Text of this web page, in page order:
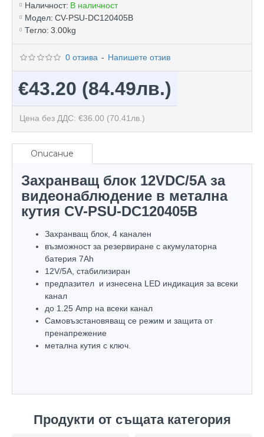
Наличност: В наличност
Модел: CV-PSU-DC120405B
Тегло: 3.00kg
0 отзива - Напишете отзив
€43.20 (84.49лв.)
Цена без ДДС: €36.00 (70.41лв.)
Описание
Захранващ блок 12VDC/5A за
видеонаблюдение в метална
кутия CV-PSU-DC120405B
Захранващ блок, 4 канален
възможност за резервиране с акумулаторна
батерия 7Аh
12V/5A, стабилизиран
предпазител и изнесена LED индикация за всеки
канал
до 1.25 Аmp на всеки канал
Самовъзстановяващ се режим и защита от
пренапрежение
метална кутия с ключ.
Продукти от същата категория